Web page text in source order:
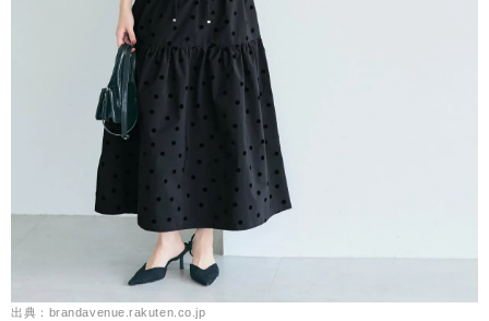
出典：brandavenue.rakuten.co.jp